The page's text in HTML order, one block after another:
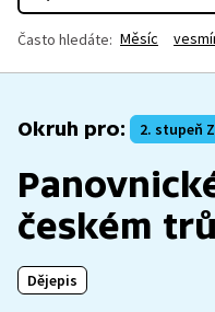
Často hledáte: Měsíc
Okruh pro: 2. stupeň
českém
Dějepis